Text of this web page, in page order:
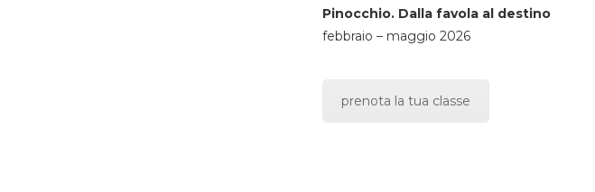
Pinocchio. Dalla favola al destino
febbraio – maggio 2026
prenota la tua classe